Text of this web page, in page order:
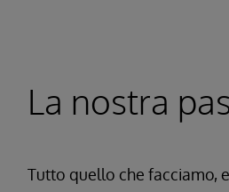
La nostra
Tutto quello che facciamo,